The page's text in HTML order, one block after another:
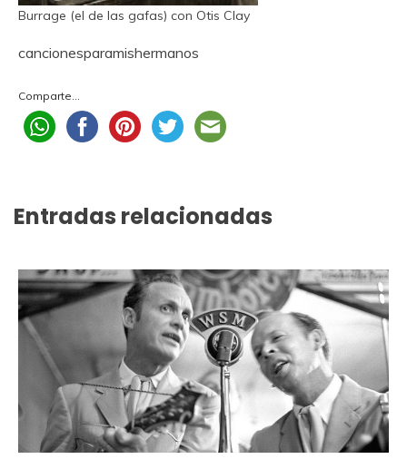
Burrage (el de las gafas) con Otis Clay
cancionesparamishermanos
Comparte...
Entradas relacionadas